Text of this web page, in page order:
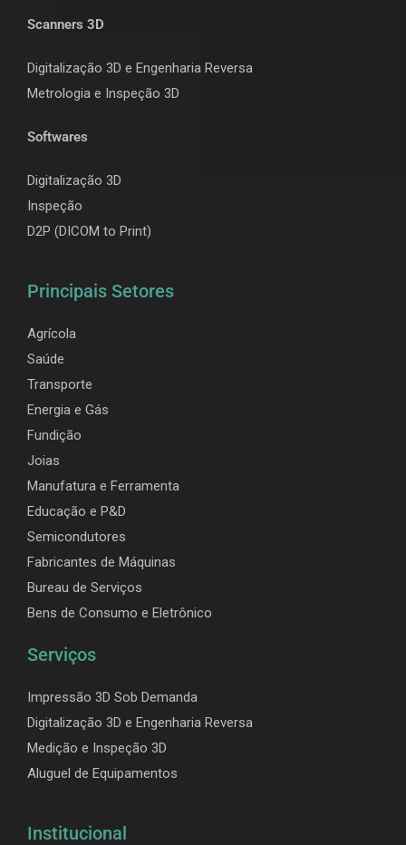
Scanners 3D
Digitalização 3D e Engenharia Reversa
Metrologia e Inspeção 3D
Softwares
Digitalização 3D
Inspeção
D2P (DICOM to Print)
Principais Setores
Agrícola
Saúde
Transporte
Energia e Gás
Fundição
Joias
Manufatura e Ferramenta
Educação e P&D
Semicondutores
Fabricantes de Máquinas
Bureau de Serviços
Bens de Consumo e Eletrônico
Serviços
Impressão 3D Sob Demanda
Digitalização 3D e Engenharia Reversa
Medição e Inspeção 3D
Aluguel de Equipamentos
Institucional